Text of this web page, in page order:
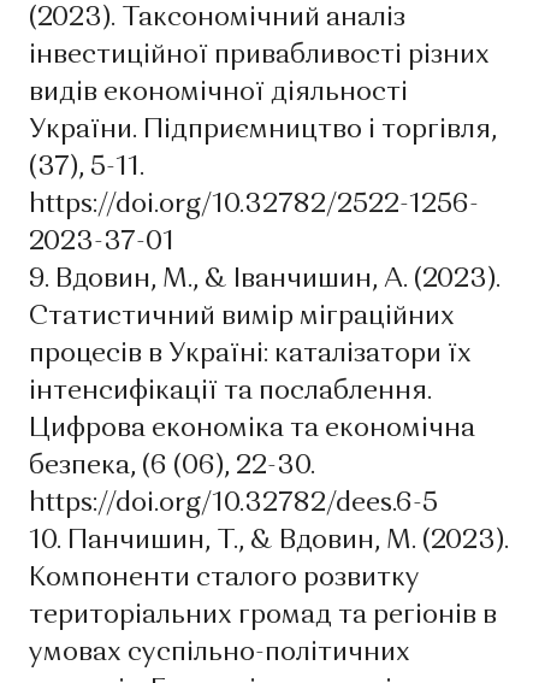
(2023). Таксономічний аналіз
інвестиційної привабливості різних
видів економічної діяльності
України. Підприємництво і торгівля,
(37), 5-11.
https://doi.org/10.32782/2522-1256-
2023-37-01
9. Вдовин, М., & Іванчишин, А. (2023).
Статистичний вимір міграційних
процесів в Україні: каталізатори їх
інтенсифікації та послаблення.
Цифрова економіка та економічна
безпека, (6 (06), 22-30.
https://doi.org/10.32782/dees.6-5
10. Панчишин, Т., & Вдовин, М. (2023).
Компоненти сталого розвитку
територіальних громад та регіонів в
умовах суспільно-політичних